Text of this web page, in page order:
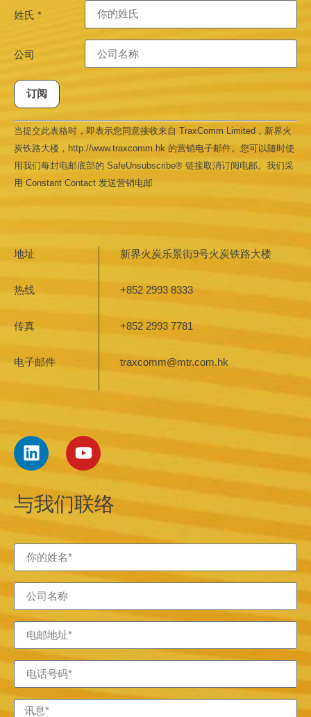
姓氏 *
公司
Constant
Contact
Use.
Please
leave
this field
blank.
当提交此表格时，即表示您同意接收来自 TraxComm Limited，新界火
炭铁路大楼，http://www.traxcomm.hk 的营销电子邮件。您可以随时使
用我们每封电邮底部的 SafeUnsubscribe® 链接取消订阅电邮。我们采
用 Constant Contact 发送营销电邮
地址 新界火炭乐景街9号火炭铁路大楼
热线 +852 2993 8333
传真 +852 2993 7781
电子邮件 traxcomm@mtr.com.hk
与我们联络